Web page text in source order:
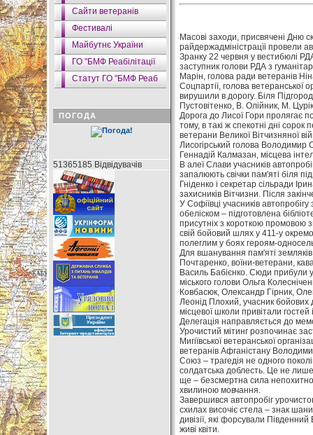
Сайти ветеранів
Фестивалі
Майбутнє України
ГО "БМФ Реабілітації
Статут ГО "БМФ Реаб
ПОГОДА
51365185 Відвідувачів
Масові заходи, присвячені Дню
райдержадміністрацїі провели
Зранку 22 червня у вестибюлі
заступник голови РДА з
Марін, голова ради ветеранів
Соцпартії, голова ветеранської
вирушили в дорогу. Біля
Пустовітенко, В. Олійник, М.
Дорога до Лисої Гори пролягає
тому, в такі ж спекотні дні сорок
ветерани Великої Вітчизняної
Лисогірський голова Володимир
Геннадій Калмазан, місцева
В алеї Слави учасників
запалюють свічки пам'яті біля
Гніденко і секретар сільради
захисників Вітчизни. Після
У Софіївці учасників
обеліском – підготовлена
присутніх з короткою промовою
свій бойовий шлях у 411-у
полеглим у боях героям-
Для вшанування пам'яті
Почтаренко, воїни-ветерани,
Василь Бабієнко. Сюди прибули
міського голови Ольга
Ковбасюк, Олександр Гірник,
Леонід Плохий, учасник бойових
місцевої школи привітали гостей
Делегація направляється до
Урочистий мітинг розпочинає
Мигіївської ветеранської
ветеранів Афганістану
Союз – трагедія не одного
солдатська доблесть. Це не
ще – безсмертна сила
хвилиною мовчання.
Завершився автопробіг
схилах височіє стела – знак
дивізії, які форсували
живі квіти.